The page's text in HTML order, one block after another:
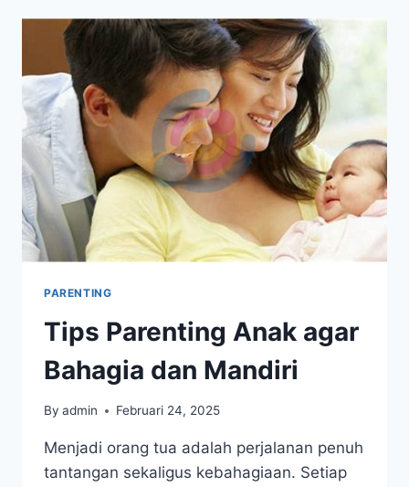
UNTUK
TUMBUH
KEMBANG
OPTIMAL
PARENTING
Tips Parenting Anak agar
Bahagia dan Mandiri
By admin Februari 24, 2025
Menjadi orang tua adalah perjalanan penuh
tantangan sekaligus kebahagiaan. Setiap